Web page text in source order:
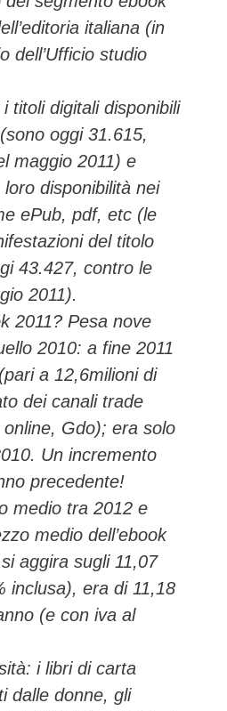
italiana (in
dell’Ufficio studio
titoli digitali disponibili
oggi 31.615,
maggio 2011) e
disponibilità nei
ePub, pdf, etc (le
del titolo
43.427, contro le
2011).
2011? Pesa nove
2010: a fine 2011
a 12,6milioni di
dei canali trade
Gdo); era solo
Un incremento
precedente!
medio tra 2012 e
medio dell’ebook
aggira sugli 11,07
inclusa), era di 11,18
(e con iva al
i libri di carta
dalle donne, gli